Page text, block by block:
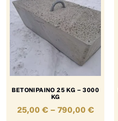
BETONIPAINO 25 KG – 3000
KG
25,00 € – 790,00 €